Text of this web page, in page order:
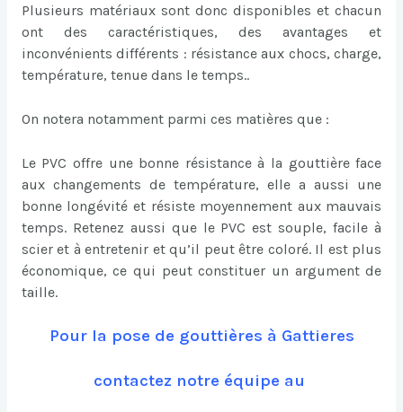
Plusieurs matériaux sont donc disponibles et chacun
ont des caractéristiques, des avantages et
inconvénients différents : résistance aux chocs, charge,
température, tenue dans le temps..
On notera notamment parmi ces matières que :
Le PVC offre une bonne résistance à la gouttière face
aux changements de température, elle a aussi une
bonne longévité et résiste moyennement aux mauvais
temps. Retenez aussi que le PVC est souple, facile à
scier et à entretenir et qu’il peut être coloré. Il est plus
économique, ce qui peut constituer un argument de
taille.
Pour la pose de gouttières à Gattieres
contactez notre équipe au